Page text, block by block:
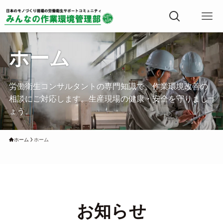
ホーム
労働衛生コンサルタントの専門知識で、作業環境改善の
相談にご対応します。生産現場の健康・安全を守りまし
ょう。
ホーム ホーム
お知らせ